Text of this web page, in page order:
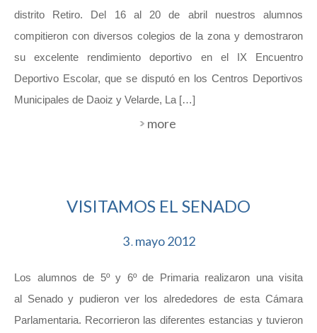
distrito Retiro. Del 16 al 20 de abril nuestros alumnos
compitieron con diversos colegios de la zona y demostraron
su excelente rendimiento deportivo en el IX Encuentro
Deportivo Escolar, que se disputó en los Centros Deportivos
Municipales de Daoiz y Velarde, La […]
more
VISITAMOS EL SENADO
3. mayo2012
Los alumnos de 5º y 6º de Primaria realizaron una visita
al Senado y pudieron ver los alrededores de esta Cámara
Parlamentaria. Recorrieron las diferentes estancias y tuvieron